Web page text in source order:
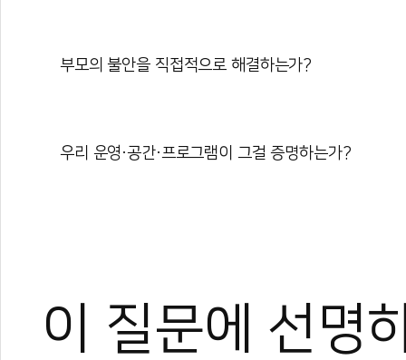
부모의 불안을 직접적으로 해결하는가?
우리 운영·공간·프로그램이 그걸 증명하는가?
이 질문에 선명